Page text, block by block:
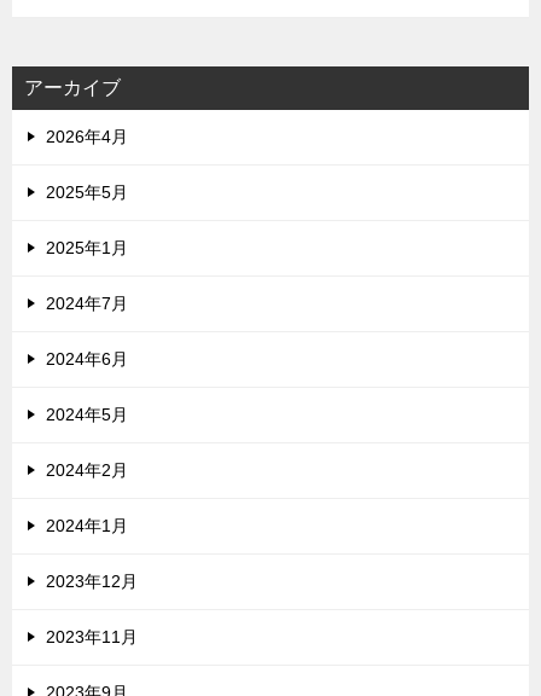
アーカイブ
2026年4月
2025年5月
2025年1月
2024年7月
2024年6月
2024年5月
2024年2月
2024年1月
2023年12月
2023年11月
2023年9月